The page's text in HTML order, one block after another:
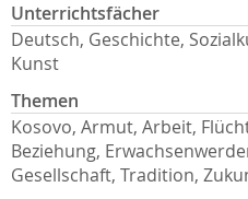
Unterrichtsfächer
Deutsch, Geschichte,
Kunst
Themen
Kosovo, Armut, Arbeit,
Beziehung,
Gesellschaft, Tradition,